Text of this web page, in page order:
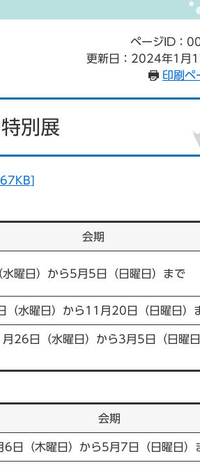
ページID：
更新日：2024年1月
印刷ペ
別展
会期
曜日）から5月5日（日曜日）まで
（水曜日）から11月20日（日曜日）
26日（水曜日）から3月5日（日曜
会期
6日（木曜日）から5月7日（日曜日）